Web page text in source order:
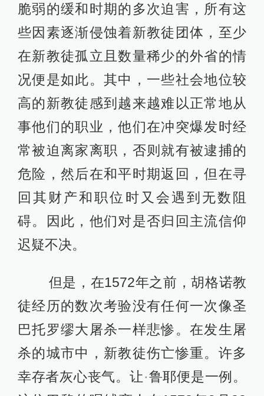
脆弱的缓和时期的多次迫害，所有这
些因素逐渐侵蚀着新教徒团体，至少
在新教徒孤立且数量稀少的外省的情
况便是如此。其中，一些社会地位较
高的新教徒感到越来越难以正常地从
事他们的职业，他们在冲突爆发时经
常被迫离家离职，否则就有被逮捕的
危险，然后在和平时期返回，但在寻
回其财产和职位时又会遇到无数阻
碍。因此，他们对是否归回主流信仰
迟疑不决。
但是，在1572年之前，胡格诺教
徒经历的数次考验没有任何一次像圣
巴托罗缪大屠杀一样悲惨。在发生屠
杀的城市中，新教徒伤亡惨重。许多
幸存者灰心丧气。让·鲁耶便是一例。